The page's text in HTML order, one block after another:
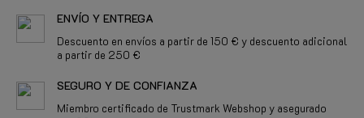
ENVÍO Y ENTREGA
Descuento en envíos a partir de 150 € y descuento adicional
a partir de 250 €
SEGURO Y DE CONFIANZA
Miembro certificado de Trustmark Webshop y asegurado